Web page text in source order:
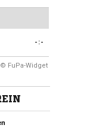
-:-
© FuPa-Widget